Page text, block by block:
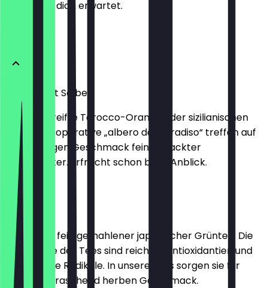
weißt, was dich erwartet.
Orange mit Salbei
Sonnengereifte Tarocco-Orangen der sizilianischen
Bauern-Kooperative „albero del paradiso“ treffen auf
den samtigen Geschmack fein gehackter
Salbeiblätter. Erfrischt schon beim Anblick.
2,30 €
Matcha
Matcha ist fein gemahlener japanischer Grüntee. Die
Gerbstoffe des Tees sind reich an Antioxidantien und
binden freie Radikale. In unserem Eis sorgen sie für
einen überraschend herben Geschmack.